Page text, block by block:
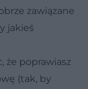
zawiązane
jakieś
że poprawiasz
(tak, by